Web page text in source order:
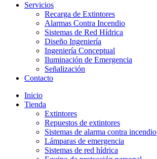
Servicios
Recarga de Extintores
Alarmas Contra Incendio
Sistemas de Red Hídrica
Diseño Ingeniería
Ingeniería Conceptual
Iluminación de Emergencia
Señalización
Contacto
Inicio
Tienda
Extintores
Repuestos de extintores
Sistemas de alarma contra incendio
Lámparas de emergencia
Sistemas de red hídrica